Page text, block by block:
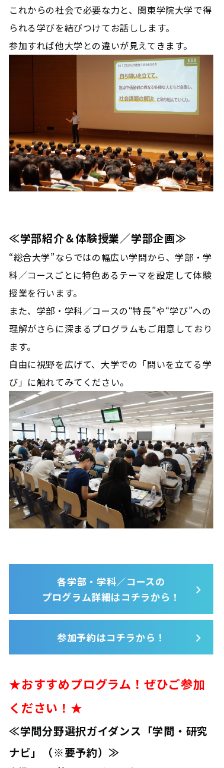
これからの社会で必要な力と、関東学院大学で得
られる学びを結びつけてお話しします。
参加すれば他大学との違いが見えてきます。
≪学部紹介＆体験授業／学部企画≫
“総合大学”ならではの幅広い学問から、学部・学
科／コースごとに特色あるテーマを設定して体験
授業を行います。
また、学部・学科／コースの“特長”や“学び”への
理解がさらに深まるプログラムもご用意しており
ます。
自由に視野を広げて、大学での「問いを立てる学
び」に触れてみてください。
各学部・学科／コースの
プログラム詳細はコチラから！
参加予約はコチラから！
★おすすめプログラム！ぜひご参加
ください！★
≪学問分野選択ガイダンス「学問・研究
ナビ」（※要予約）≫